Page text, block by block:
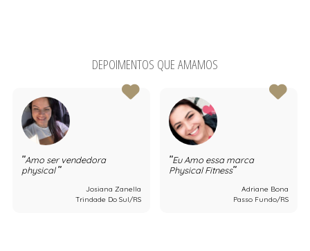
DEPOIMENTOS QUE AMAMOS
Amo ser vendedora
physical
Josiana Zanella
Trindade Do Sul/RS
Eu Amo essa marca
Physical Fitness
Adriane Bona
Passo Fundo/RS